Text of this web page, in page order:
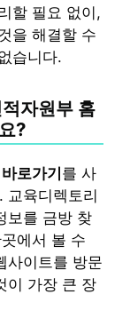
할 필요 없이,
을 해결할 수
습니다.
자원부 홈
?
로가기를 사
교육디렉토리
보를 금방 찾
에서 볼 수
사이트를 방문
이 가장 큰 장